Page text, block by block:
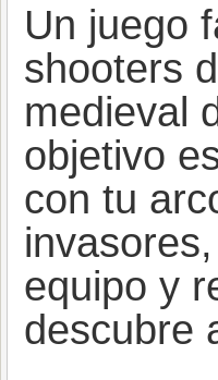
Un juego
shooters
medieval
objetivo
con tu
equipo y
descubre